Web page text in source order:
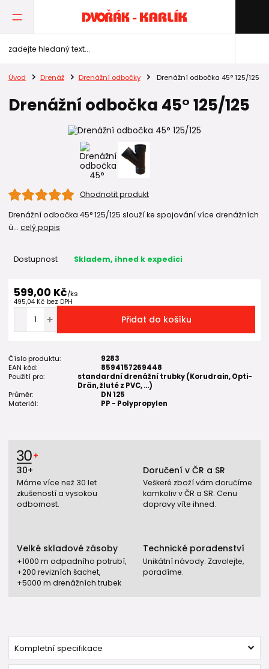
Úvod Drenáž Drenážní odbočky Drenážní odbočka 45° 125/125
Drenážní odbočka 45° 125/125
Ohodnotit produkt
Drenážní odbočka 45° 125/125 slouží ke spojování více drenážních
ú... celý popis
Dostupnost Skladem, ihned k expedici
599,00 Kč/ks
495,04 Kč bez DPH
Přidat do košíku
Číslo produktu:
9283
EAN kód:
8594157269448
Použití pro:
standardní drenážní trubky (Korudrain, Opti-
Drän, žluté z PVC, ...)
Průměr:
DN 125
Materiál:
PP - Polypropylen
30+
Máme více než 30 let
zkušeností a vysokou
odbornost.
Doručení v ČR a SR
Veškeré zboží vám doručíme
kamkoliv v ČR a SR. Cenu
dopravy víte ihned.
Velké skladové zásoby
+1000 m odpadního potrubí,
+200 revizních šachet,
+5000 m drenážních trubek
Technické poradenství
Unikátní návody. Zavolejte,
poradíme.
Kompletní specifikace